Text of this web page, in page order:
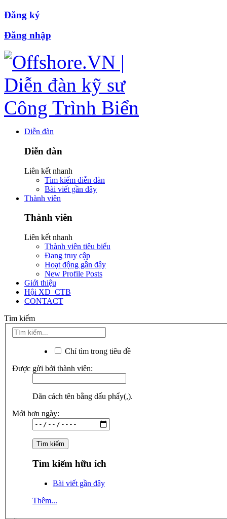
Đăng ký
Đăng nhập
Diễn đàn
Diễn đàn
Liên kết nhanh
Tìm kiếm diễn đàn
Bài viết gần đây
Thành viên
Thành viên
Liên kết nhanh
Thành viên tiêu biểu
Đang truy cập
Hoạt động gần đây
New Profile Posts
Giới thiệu
Hội XD_CTB
CONTACT
Tìm kiếm
Chỉ tìm trong tiêu đề
Được gửi bởi thành viên:
Dãn cách tên bằng dấu phẩy(,).
Mới hơn ngày:
Tìm kiếm hữu ích
Bài viết gần đây
Thêm...